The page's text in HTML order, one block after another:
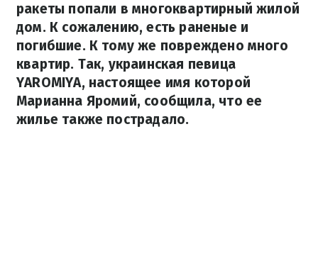
ракеты попали в многоквартирный жилой
дом. К сожалению, есть раненые и
погибшие. К тому же повреждено много
квартир. Так, украинская певица
YAROMIYA, настоящее имя которой
Марианна Яромий, сообщила, что ее
жилье также пострадало.